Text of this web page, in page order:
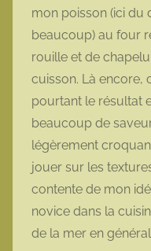
mon poisson (ici du
beaucoup) au four
rouille et de
cuisson. Là encore,
pourtant le résultat
beaucoup de
légèrement
jouer sur les
contente de mon
novice dans la
de la mer en